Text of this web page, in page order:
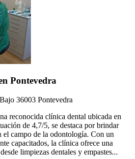
Pontevedra
36003 Pontevedra
reconocida clínica dental ubicada en
de 4,7/5, se destaca por brindar
el campo de la odontología. Con un
capacitados, la clínica ofrece una
limpiezas dentales y empastes...